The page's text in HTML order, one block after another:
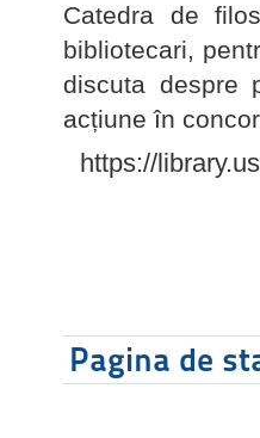
Catedra de
bibliotecari,
discuta despre
acțiune în
https://
Pagina de